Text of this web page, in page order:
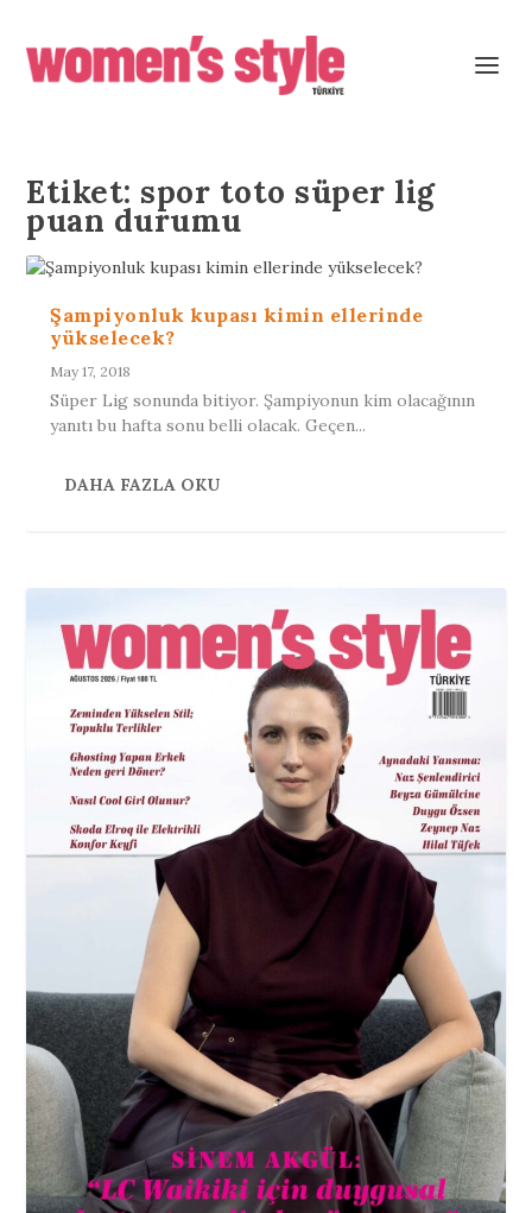
Etiket: spor toto süper lig
puan durumu
Şampiyonluk kupası kimin ellerinde
yükselecek?
May 17, 2018
Süper Lig sonunda bitiyor. Şampiyonun kim olacağının
yanıtı bu hafta sonu belli olacak. Geçen...
DAHA FAZLA OKU